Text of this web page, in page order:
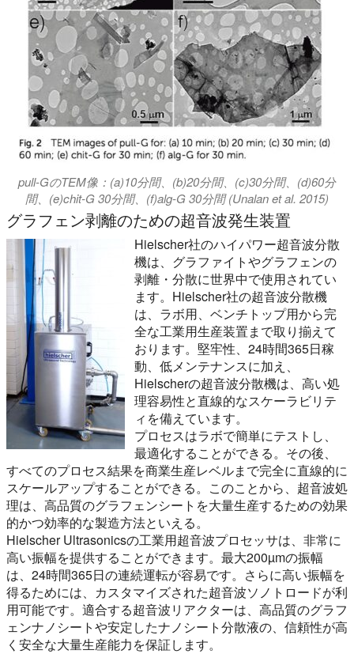
pull-GのTEM像：(a)10分間、(b)20分間、(c)30分間、(d)60分
間、(e)chit-G 30分間、(f)alg-G 30分間 (Unalan et al. 2015)
グラフェン剥離のための超音波発生装置
Hielscher社のハイパワー超音波分散
機は、グラファイトやグラフェンの
剥離・分散に世界中で使用されてい
ます。Hielscher社の超音波分散機
は、ラボ用、ベンチトップ用から完
全な工業用生産装置まで取り揃えて
おります。堅牢性、24時間365日稼
動、低メンテナンスに加え、
Hielscherの超音波分散機は、高い処
理容易性と直線的なスケーラビリテ
ィを備えています。
プロセスはラボで簡単にテストし、
最適化することができる。その後、
すべてのプロセス結果を商業生産レベルまで完全に直線的に
スケールアップすることができる。このことから、超音波処
理は、高品質のグラフェンシートを大量生産するための効果
的かつ効率的な製造方法といえる。
Hielscher Ultrasonicsの工業用超音波プロセッサは、非常に
高い振幅を提供することができます。最大200µmの振幅
は、24時間365日の連続運転が容易です。さらに高い振幅を
得るためには、カスタマイズされた超音波ソノトロードが利
用可能です。適合する超音波リアクターは、高品質のグラフ
ェンナノシートや安定したナノシート分散液の、信頼性が高
く安全な大量生産能力を保証します。